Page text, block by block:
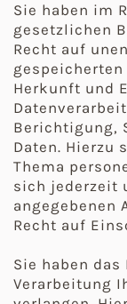
Sie haben im
gesetzlichen
Recht auf
gespeicherten
Herkunft und
Berichtigung,
Daten. Hierzu
Thema
sich jederzeit
angegebenen
Recht auf
Sie haben
Verarbeitung